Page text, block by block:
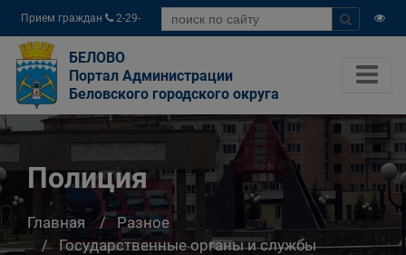
Прием граждан
2-29-
04
БЕЛОВО
Портал Администрации
Беловского городского округа
Полиция
Главная
Разное
Государственные органы и службы